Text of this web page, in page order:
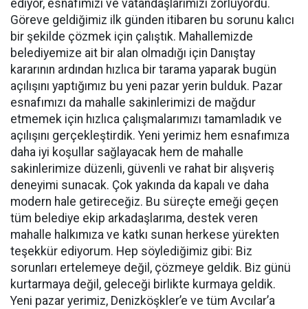
ediyor, esnafımızı ve vatandaşlarımızı zorluyordu.
Göreve geldiğimiz ilk günden itibaren bu sorunu kalıcı
bir şekilde çözmek için çalıştık. Mahallemizde
belediyemize ait bir alan olmadığı için Danıştay
kararının ardından hızlıca bir tarama yaparak bugün
açılışını yaptığımız bu yeni pazar yerin bulduk. Pazar
esnafımızı da mahalle sakinlerimizi de mağdur
etmemek için hızlıca çalışmalarımızı tamamladık ve
açılışını gerçekleştirdik. Yeni yerimiz hem esnafımıza
daha iyi koşullar sağlayacak hem de mahalle
sakinlerimize düzenli, güvenli ve rahat bir alışveriş
deneyimi sunacak. Çok yakında da kapalı ve daha
modern hale getireceğiz. Bu süreçte emeği geçen
tüm belediye ekip arkadaşlarıma, destek veren
mahalle halkımıza ve katkı sunan herkese yürekten
teşekkür ediyorum. Hep söylediğimiz gibi: Biz
sorunları ertelemeye değil, çözmeye geldik. Biz günü
kurtarmaya değil, geleceği birlikte kurmaya geldik.
Yeni pazar yerimiz, Denizköşkler’e ve tüm Avcılar’a